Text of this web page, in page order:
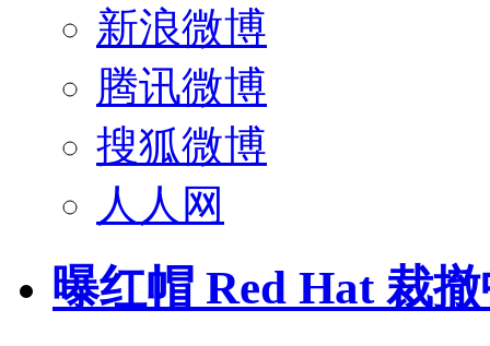
新浪微博
腾讯微博
搜狐微博
人人网
曝红帽 Red Hat 裁